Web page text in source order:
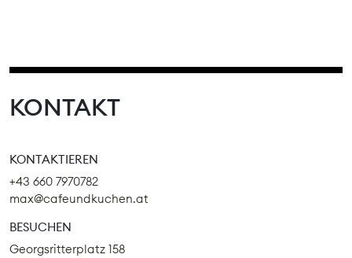
KONTAKT
KONTAKTIEREN
+43 660 7970782
max@cafeundkuchen.at
BESUCHEN
Georgsritterplatz 158